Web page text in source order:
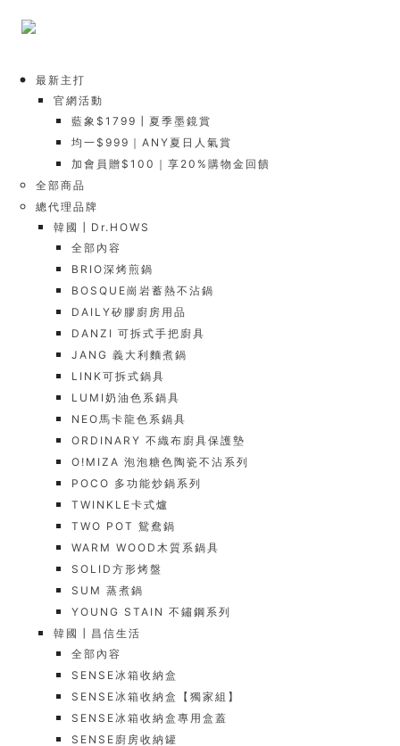
最新主打
官網活動
藍象$1799┃夏季墨鏡賞
均一$999｜ANY夏日人氣賞
加會員贈$100｜享20%購物金回饋
全部商品
總代理品牌
韓國┃Dr.HOWS
全部內容
BRIO深烤煎鍋
BOSQUE崗岩蓄熱不沾鍋
DAILY矽膠廚房用品
DANZI 可拆式手把廚具
JANG 義大利麵煮鍋
LINK可拆式鍋具
LUMI奶油色系鍋具
NEO馬卡龍色系鍋具
ORDINARY 不織布廚具保護墊
O!MIZA 泡泡糖色陶瓷不沾系列
POCO 多功能炒鍋系列
TWINKLE卡式爐
TWO POT 鴛鴦鍋
WARM WOOD木質系鍋具
SOLID方形烤盤
SUM 蒸煮鍋
YOUNG STAIN 不鏽鋼系列
韓國┃昌信生活
全部內容
SENSE冰箱收納盒
SENSE冰箱收納盒【獨家組】
SENSE冰箱收納盒專用盒蓋
SENSE廚房收納罐